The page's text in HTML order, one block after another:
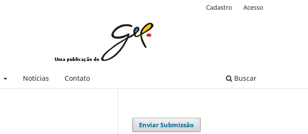
Notícias Contato Buscar
Cadastro Acesso
Enviar Submissão